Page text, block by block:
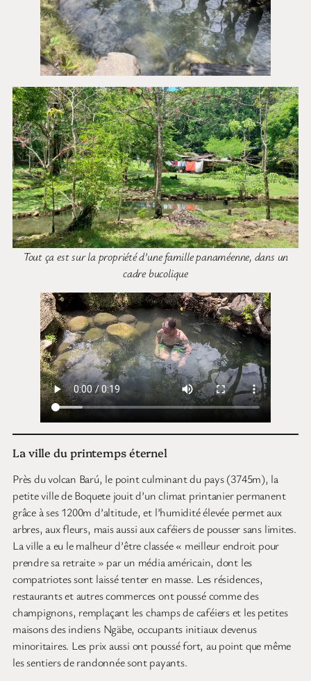
Tout ça est sur la propriété d’une famille panaméenne, dans un
cadre bucolique
La ville du printemps éternel
Près du volcan Barú, le point culminant du pays (3745m), la
petite ville de Boquete jouit d’un climat printanier permanent
grâce à ses 1200m d’altitude, et l’humidité élevée permet aux
arbres, aux fleurs, mais aussi aux caféiers de pousser sans limites.
La ville a eu le malheur d’être classée « meilleur endroit pour
prendre sa retraite » par un média américain, dont les
compatriotes sont laissé tenter en masse. Les résidences,
restaurants et autres commerces ont poussé comme des
champignons, remplaçant les champs de caféiers et les petites
maisons des indiens Ngäbe, occupants initiaux devenus
minoritaires. Les prix aussi ont poussé fort, au point que même
les sentiers de randonnée sont payants.